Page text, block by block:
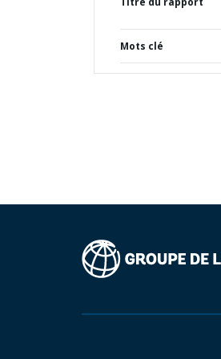
Mots clé